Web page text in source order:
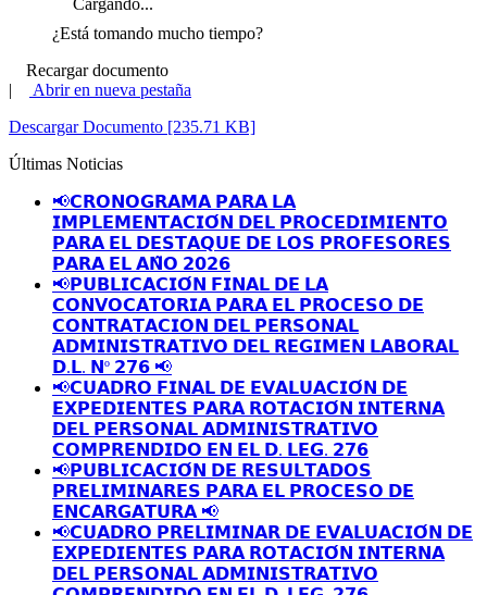
Cargando...
¿Está tomando mucho tiempo?
Recargar documento
|
Abrir en nueva pestaña
Descargar Documento [235.71 KB]
Últimas Noticias
📢𝗖𝗥𝗢𝗡𝗢𝗚𝗥𝗔𝗠𝗔 𝗣𝗔𝗥𝗔 𝗟𝗔
𝗜𝗠𝗣𝗟𝗘𝗠𝗘𝗡𝗧𝗔𝗖𝗜𝗢́𝗡 𝗗𝗘𝗟 𝗣𝗥𝗢𝗖𝗘𝗗𝗜𝗠𝗜𝗘𝗡𝗧𝗢
𝗣𝗔𝗥𝗔 𝗘𝗟 𝗗𝗘𝗦𝗧𝗔𝗤𝗨𝗘 𝗗𝗘 𝗟𝗢𝗦 𝗣𝗥𝗢𝗙𝗘𝗦𝗢𝗥𝗘𝗦
𝗣𝗔𝗥𝗔 𝗘𝗟 𝗔𝗡̃𝗢 𝟮𝟬𝟮𝟲
📢𝗣𝗨𝗕𝗟𝗜𝗖𝗔𝗖𝗜𝗢́𝗡 𝗙𝗜𝗡𝗔𝗟 𝗗𝗘 𝗟𝗔
𝗖𝗢𝗡𝗩𝗢𝗖𝗔𝗧𝗢𝗥𝗜𝗔 𝗣𝗔𝗥𝗔 𝗘𝗟 𝗣𝗥𝗢𝗖𝗘𝗦𝗢 𝗗𝗘
𝗖𝗢𝗡𝗧𝗥𝗔𝗧𝗔𝗖𝗜𝗢𝗡 𝗗𝗘𝗟 𝗣𝗘𝗥𝗦𝗢𝗡𝗔𝗟
𝗔𝗗𝗠𝗜𝗡𝗜𝗦𝗧𝗥𝗔𝗧𝗜𝗩𝗢 𝗗𝗘𝗟 𝗥𝗘𝗚𝗜𝗠𝗘𝗡 𝗟𝗔𝗕𝗢𝗥𝗔𝗟
𝗗.𝗟. 𝗡º 𝟮𝟳𝟲 📢
📢𝗖𝗨𝗔𝗗𝗥𝗢 𝗙𝗜𝗡𝗔𝗟 𝗗𝗘 𝗘𝗩𝗔𝗟𝗨𝗔𝗖𝗜𝗢́𝗡 𝗗𝗘
𝗘𝗫𝗣𝗘𝗗𝗜𝗘𝗡𝗧𝗘𝗦 𝗣𝗔𝗥𝗔 𝗥𝗢𝗧𝗔𝗖𝗜𝗢́𝗡 𝗜𝗡𝗧𝗘𝗥𝗡𝗔
𝗗𝗘𝗟 𝗣𝗘𝗥𝗦𝗢𝗡𝗔𝗟 𝗔𝗗𝗠𝗜𝗡𝗜𝗦𝗧𝗥𝗔𝗧𝗜𝗩𝗢
𝗖𝗢𝗠𝗣𝗥𝗘𝗡𝗗𝗜𝗗𝗢 𝗘𝗡 𝗘𝗟 𝗗. 𝗟𝗘𝗚. 𝟮𝟳𝟲
📢𝗣𝗨𝗕𝗟𝗜𝗖𝗔𝗖𝗜𝗢́𝗡 𝗗𝗘 𝗥𝗘𝗦𝗨𝗟𝗧𝗔𝗗𝗢𝗦
𝗣𝗥𝗘𝗟𝗜𝗠𝗜𝗡𝗔𝗥𝗘𝗦 𝗣𝗔𝗥𝗔 𝗘𝗟 𝗣𝗥𝗢𝗖𝗘𝗦𝗢 𝗗𝗘
𝗘𝗡𝗖𝗔𝗥𝗚𝗔𝗧𝗨𝗥𝗔 📢
📢𝗖𝗨𝗔𝗗𝗥𝗢 𝗣𝗥𝗘𝗟𝗜𝗠𝗜𝗡𝗔𝗥 𝗗𝗘 𝗘𝗩𝗔𝗟𝗨𝗔𝗖𝗜𝗢́𝗡 𝗗𝗘
𝗘𝗫𝗣𝗘𝗗𝗜𝗘𝗡𝗧𝗘𝗦 𝗣𝗔𝗥𝗔 𝗥𝗢𝗧𝗔𝗖𝗜𝗢́𝗡 𝗜𝗡𝗧𝗘𝗥𝗡𝗔
𝗗𝗘𝗟 𝗣𝗘𝗥𝗦𝗢𝗡𝗔𝗟 𝗔𝗗𝗠𝗜𝗡𝗜𝗦𝗧𝗥𝗔𝗧𝗜𝗩𝗢